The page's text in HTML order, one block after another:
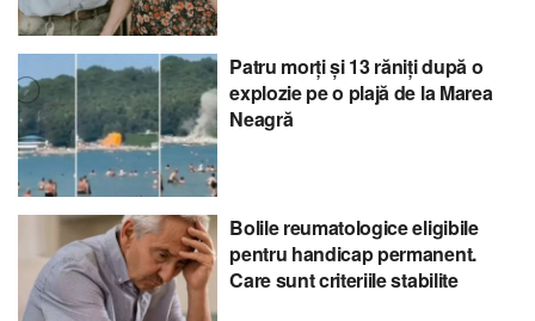
Patru morți și 13 răniți după o
explozie pe o plajă de la Marea
Neagră
Bolile reumatologice eligibile
pentru handicap permanent.
Care sunt criteriile stabilite